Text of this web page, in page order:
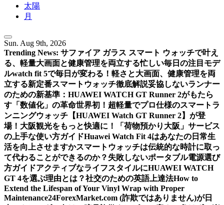
太陽
月
Sun. Aug 9th, 2026
Trending News: サファイア ガラス スマート ウォッチで叶え
る、軽量大画面と健康管理を両立する忙しい毎日の注目モデ
ルwatch fit 5で毎日が変わる！軽さと大画面、健康管理を両
立する新定番スマートウォッチ徹底解説妥協しないランナー
のための新基準：HUAWEI WATCH GT Runner 2がもたら
す「数値化」の革命世界初！超軽量でプロ仕様のスマートラ
ンニングウォッチ【HUAWEI Watch GT Runner 2】が登
場！ 大阪観光をもっと快適に！「荷物預かり大阪」サービス
の上手な使い方ガイドHuawei Watch Fit 4はあなたの日常生
活を向上させますかスマートウォッチは伝統的な時計に取っ
て代わることができるのか？ 失敗しないポータブル電源選び
方ガイドアクティブなライフスタイルにHUAWEI WATCH
GT 4を選ぶ理由とは？社交のための英語上達法How to
Extend the Lifespan of Your Vinyl Wrap with Proper
Maintenance24ForexMarket.com (詐欺ではありません)が日